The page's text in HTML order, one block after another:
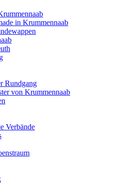
in Krummennaab
Rundgang
von Krummennaab
Verbände